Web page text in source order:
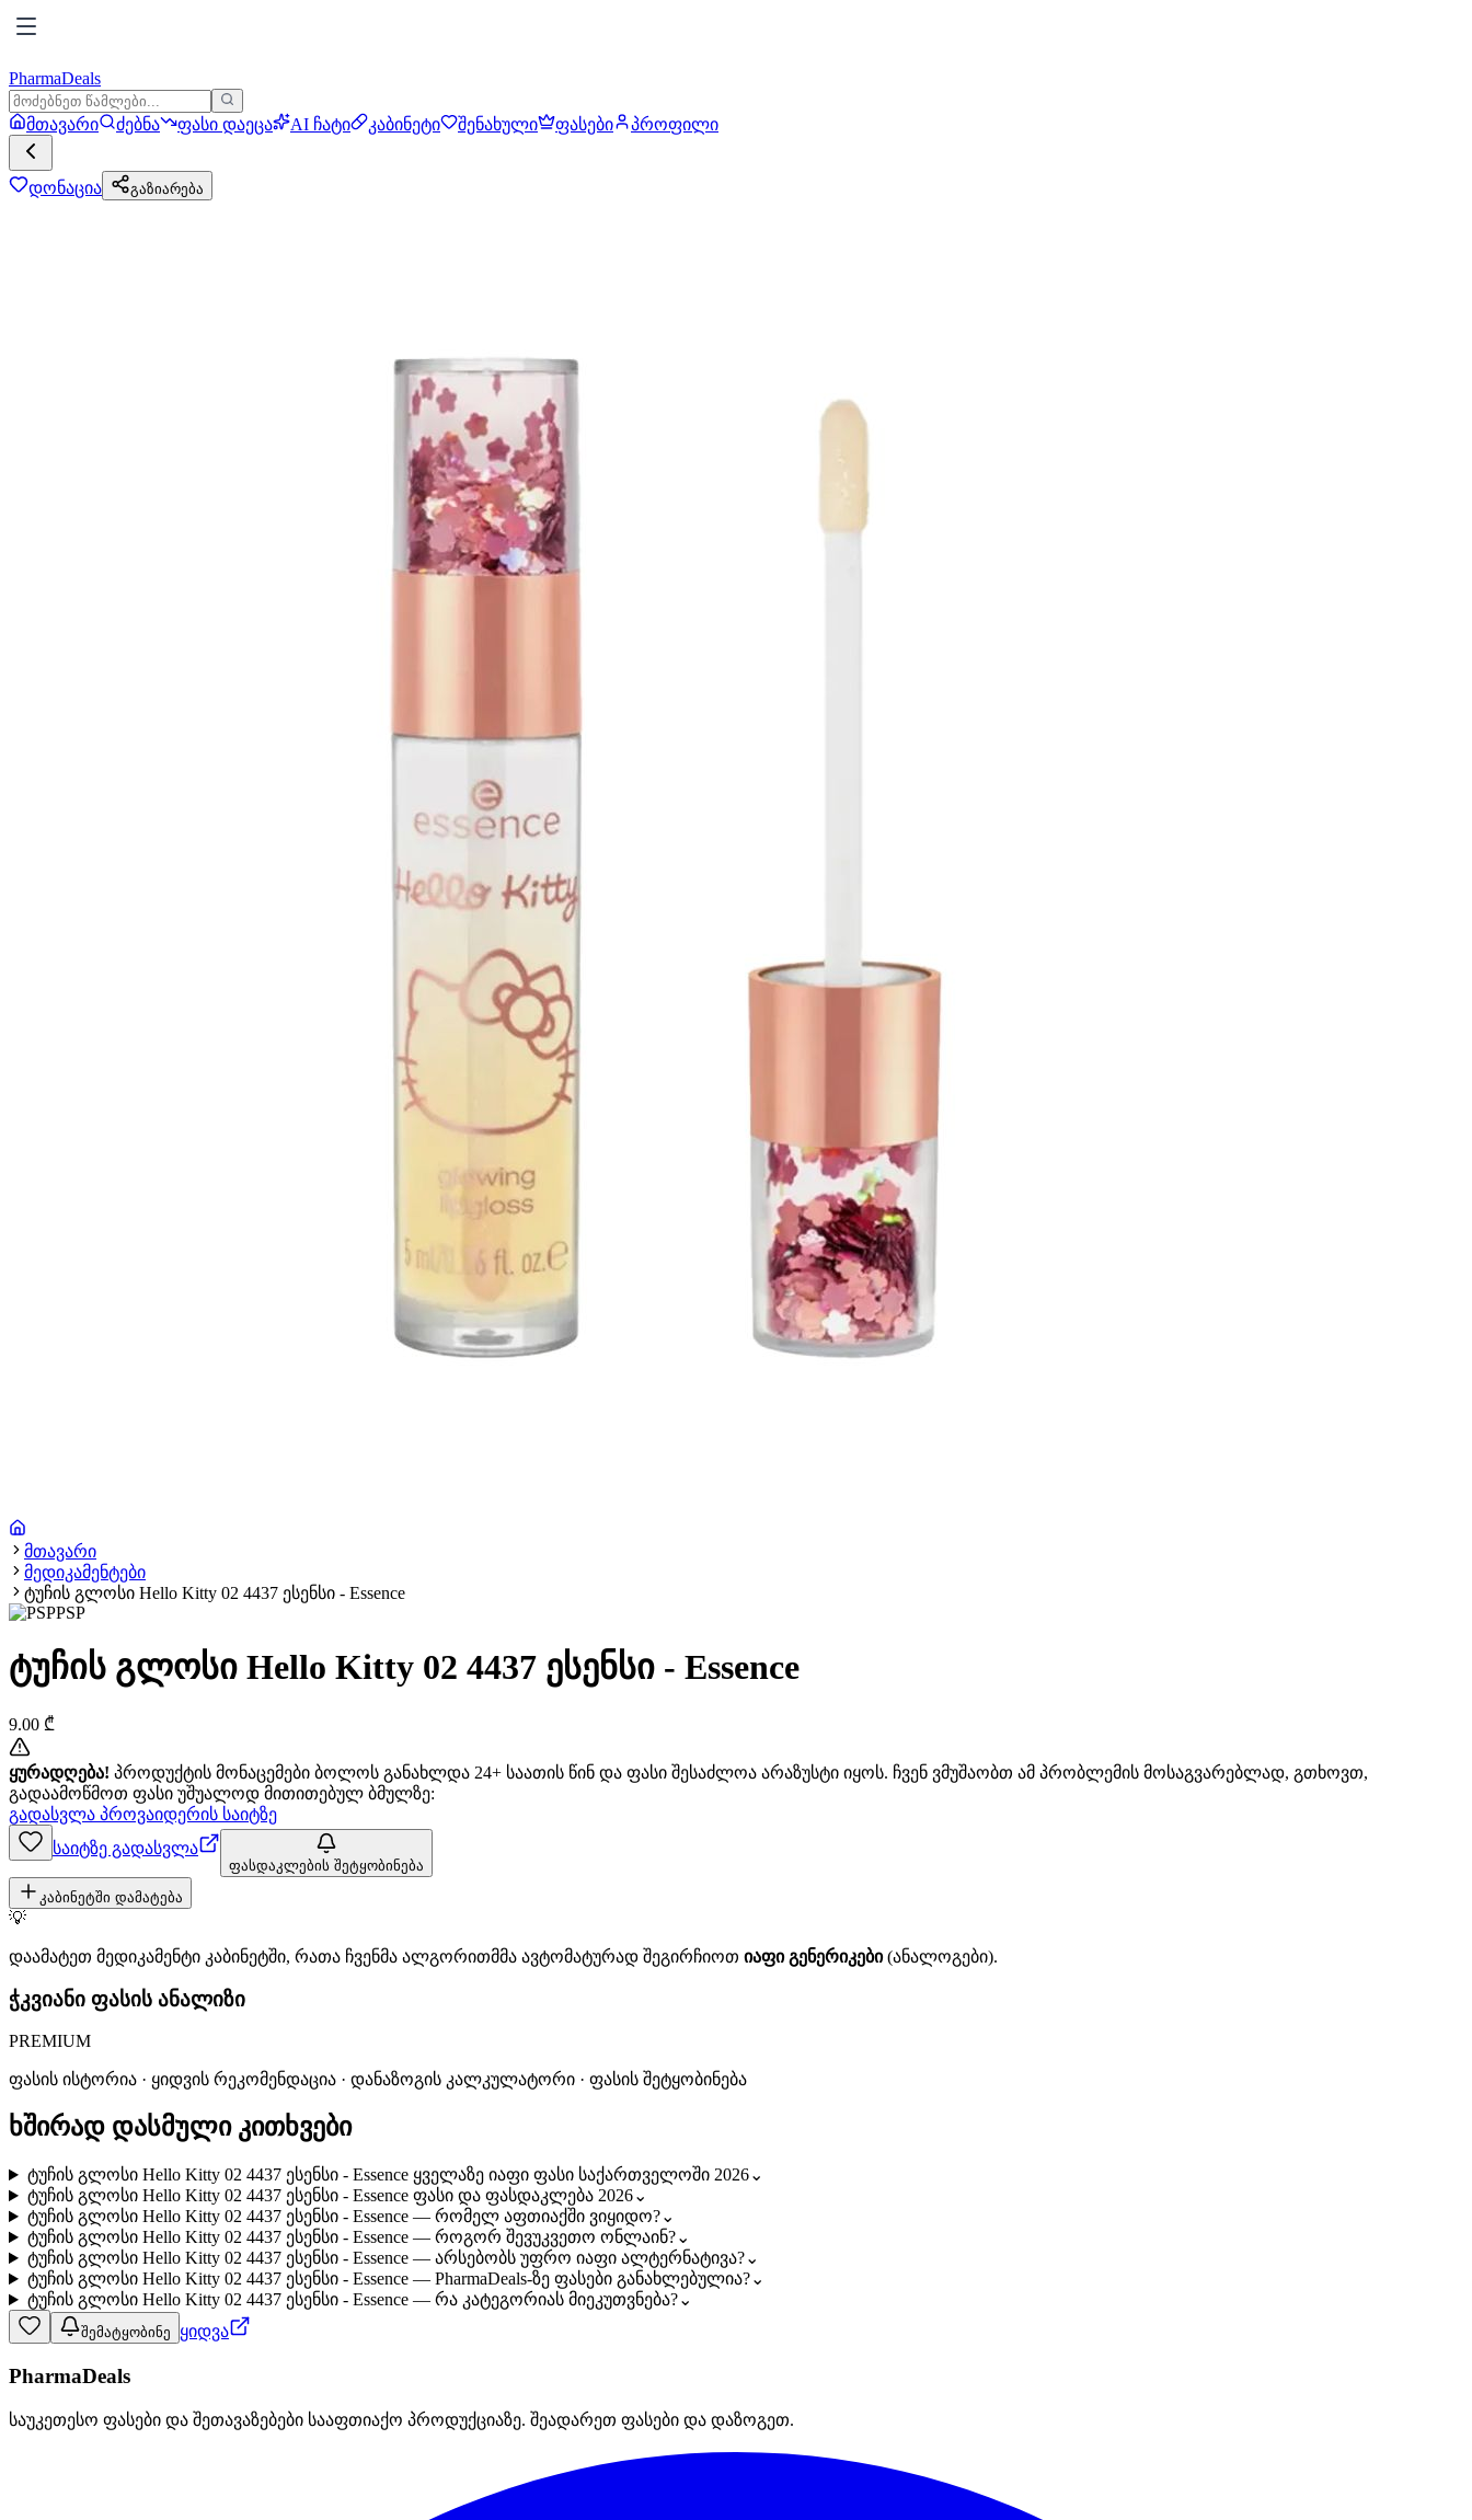
PharmaDeals
მთავარი ძებნა ფასი დაეცა AI ჩატი კაბინეტი შენახული ფასები პროფილი
დონაცია გაზიარება
მთავარი
მედიკამენტები
ტუჩის გლოსი Hello Kitty 02 4437 ესენსი - Essence
PSP
ტუჩის გლოსი Hello Kitty 02 4437 ესენსი - Essence
9.00 ₾
ყურადღება! პროდუქტის მონაცემები ბოლოს განახლდა 24+ საათის წინ და ფასი შესაძლოა არაზუსტი იყოს. ჩვენ ვმუშაობთ ამ პრობლემის მოსაგვარებლად, გთხოვთ,
გადაამოწმოთ ფასი უშუალოდ მითითებულ ბმულზე:
გადასვლა პროვაიდერის საიტზე
საიტზე გადასვლა
ფასდაკლების შეტყობინება
კაბინეტში დამატება
💡
დაამატეთ მედიკამენტი კაბინეტში, რათა ჩვენმა ალგორითმმა ავტომატურად შეგირჩიოთ იაფი გენერიკები(ანალოგები).
ჭკვიანი ფასის ანალიზი
PREMIUM
ფასის ისტორია · ყიდვის რეკომენდაცია · დანაზოგის კალკულატორი · ფასის შეტყობინება
ხშირად დასმული კითხვები
ტუჩის გლოსი Hello Kitty 02 4437 ესენსი - Essence ყველაზე იაფი ფასი საქართველოში 2026⌄
ტუჩის გლოსი Hello Kitty 02 4437 ესენსი - Essence ფასი და ფასდაკლება 2026⌄
ტუჩის გლოსი Hello Kitty 02 4437 ესენსი - Essence — რომელ აფთიაქში ვიყიდო?⌄
ტუჩის გლოსი Hello Kitty 02 4437 ესენსი - Essence — როგორ შევუკვეთო ონლაინ?⌄
ტუჩის გლოსი Hello Kitty 02 4437 ესენსი - Essence — არსებობს უფრო იაფი ალტერნატივა?⌄
ტუჩის გლოსი Hello Kitty 02 4437 ესენსი - Essence — PharmaDeals-ზე ფასები განახლებულია?⌄
ტუჩის გლოსი Hello Kitty 02 4437 ესენსი - Essence — რა კატეგორიას მიეკუთვნება?⌄
შემატყობინე ყიდვა
PharmaDeals
საუკეთესო ფასები და შეთავაზებები სააფთიაქო პროდუქციაზე. შეადარეთ ფასები და დაზოგეთ.